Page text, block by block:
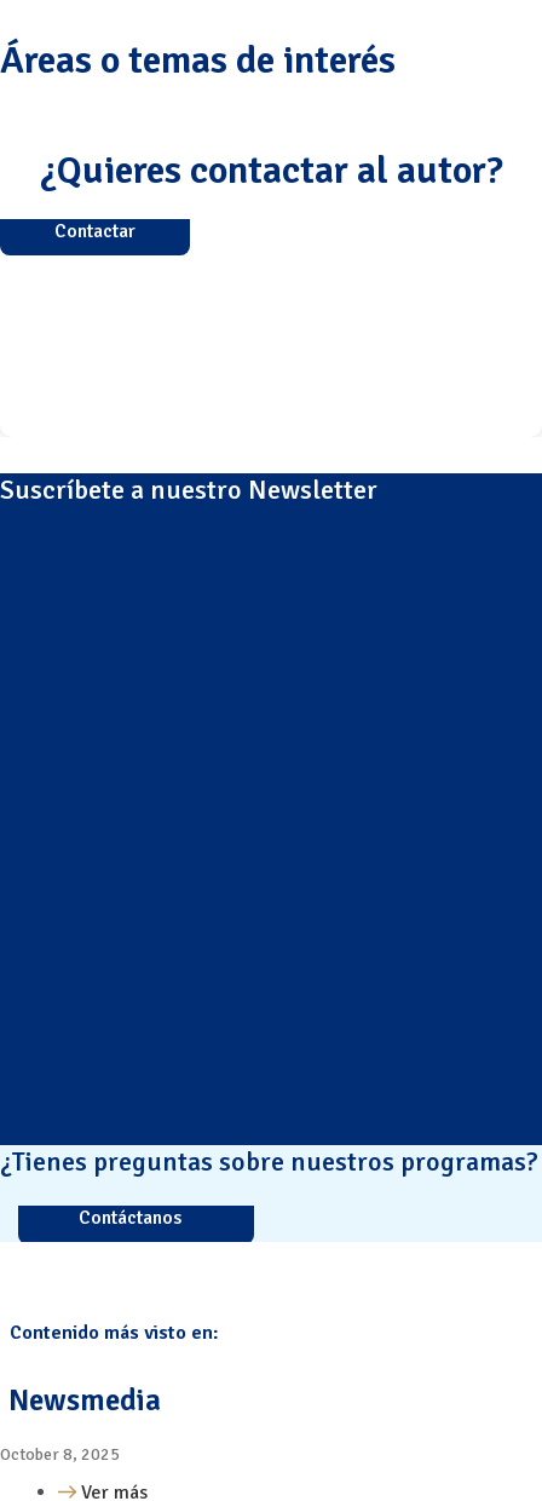
Áreas o temas de interés
¿Quieres contactar al autor?
Contactar
Suscríbete a nuestro Newsletter
¿Tienes preguntas sobre nuestros programas?
Contáctanos
Contenido más visto en:
Newsmedia
October 8, 2025
Ver más